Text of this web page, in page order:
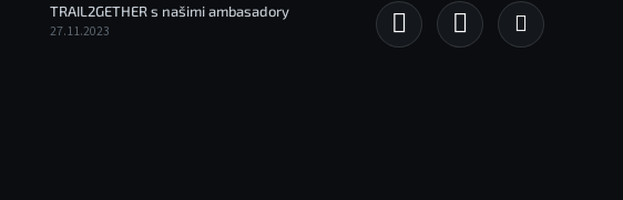
TRAIL2GETHER s našimi ambasadory
27.11.2023